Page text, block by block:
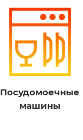
Посудомоечные
машины